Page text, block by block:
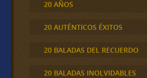
20 AÑOS
20 AUTÉNTICOS ÉXITOS
20 BALADAS DEL RECUERDO
20 BALADAS INOLVIDABLES